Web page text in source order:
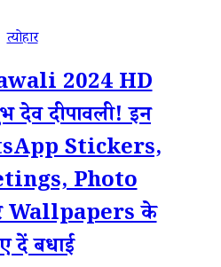
त्योहार
2024 HD
दीपावली! इन
Stickers,
Photo
Wallpapers के
दें बधाई